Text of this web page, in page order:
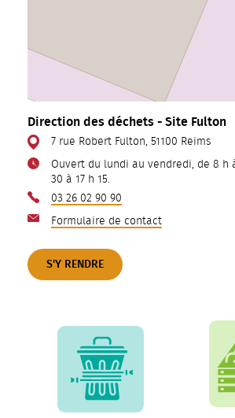
Direction des déchets - Site Fulton
7 rue Robert Fulton, 51100 Reims
Ouvert du lundi au vendredi, de 8 h
30 à 17 h 15.
03 26 02 90 90
Formulaire de contact
S'Y RENDRE